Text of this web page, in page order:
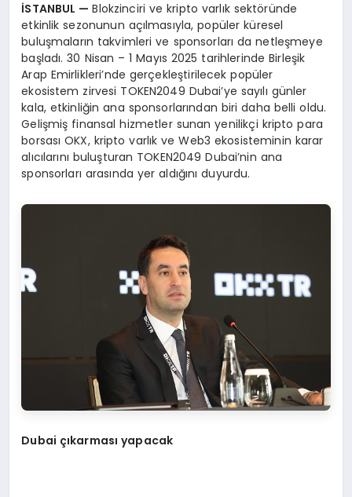
İSTANBUL —Blokzinciri ve kripto varlık sektöründe
etkinlik sezonunun açılmasıyla, popüler küresel
buluşmaların takvimleri ve sponsorları da netleşmeye
başladı. 30 Nisan – 1 Mayıs 2025 tarihlerinde Birleşik
Arap Emirlikleri’nde gerçekleştirilecek popüler
ekosistem zirvesi TOKEN2049 Dubai’ye sayılı günler
kala, etkinliğin ana sponsorlarından biri daha belli oldu.
Gelişmiş finansal hizmetler sunan yenilikçi kripto para
borsası OKX, kripto varlık ve Web3 ekosisteminin karar
alıcılarını buluşturan TOKEN2049 Dubai’nin ana
sponsorları arasında yer aldığını duyurdu.
Dubai çıkarması yapacak